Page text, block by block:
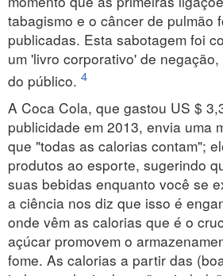
tabagismo e o câncer de pulmão
publicadas. Esta sabotagem foi
um 'livro corporativo' de
do público. 4
A Coca Cola, que gastou US $
publicidade em 2013, envia uma
que "todas as calorias contam";
produtos ao esporte, sugerindo
suas bebidas enquanto você se
a ciência nos diz que isso é
onde vêm as calorias que é o
açúcar promovem o
fome. As calorias a partir das